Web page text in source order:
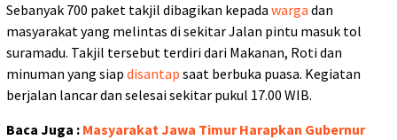
Sebanyak 700 paket takjil dibagikan kepada warga dan
masyarakat yang melintas di sekitar Jalan pintu masuk tol
suramadu. Takjil tersebut terdiri dari Makanan, Roti dan
minuman yang siap disantap saat berbuka puasa. Kegiatan
berjalan lancar dan selesai sekitar pukul 17.00 WIB.
Baca Juga : Masyarakat Jawa Timur Harapkan Gubernur